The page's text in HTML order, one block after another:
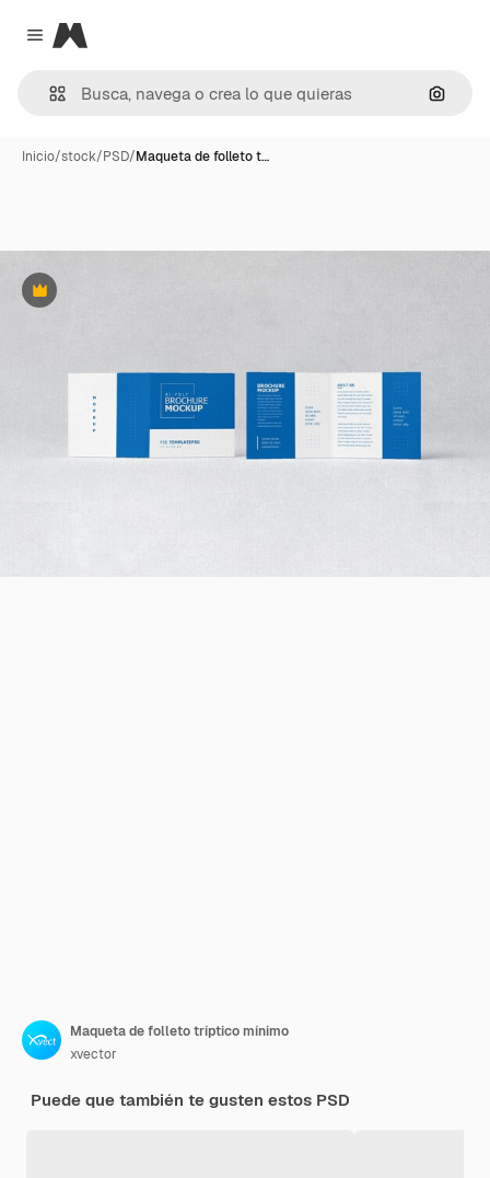
Close menu
Magnific
Inicio/stock/PSD/Maqueta de folleto t…
Premium
Maqueta de folleto tríptico mínimo
xvector
Puede que también te gusten estos PSD